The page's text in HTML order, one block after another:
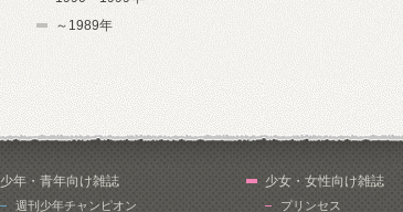
～1989年
少年・青年向け雑誌
週刊少年チャンピオン
少女・女性向け雑誌
プリンセス